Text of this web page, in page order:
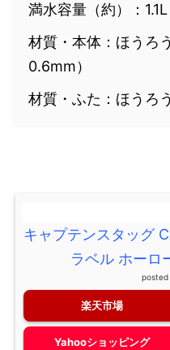
満水容量（約）：1.1L
材質・本体：ほうろ
0.6mm）
材質・ふた：ほうろ
キャプテンスタッグ
ラベル ホーロ
楽天市場
Yahooショッピング